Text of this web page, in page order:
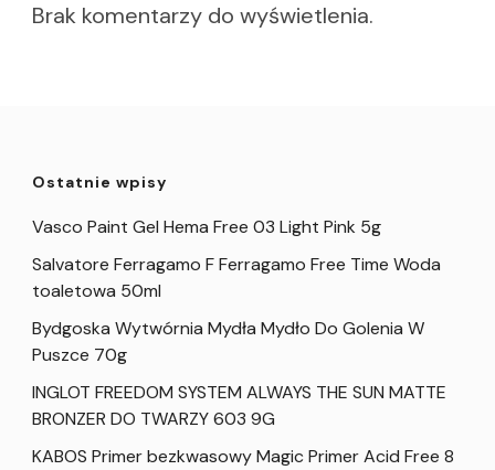
Brak komentarzy do wyświetlenia.
Ostatnie wpisy
Vasco Paint Gel Hema Free 03 Light Pink 5g
Salvatore Ferragamo F Ferragamo Free Time Woda
toaletowa 50ml
Bydgoska Wytwórnia Mydła Mydło Do Golenia W
Puszce 70g
INGLOT FREEDOM SYSTEM ALWAYS THE SUN MATTE
BRONZER DO TWARZY 603 9G
KABOS Primer bezkwasowy Magic Primer Acid Free 8